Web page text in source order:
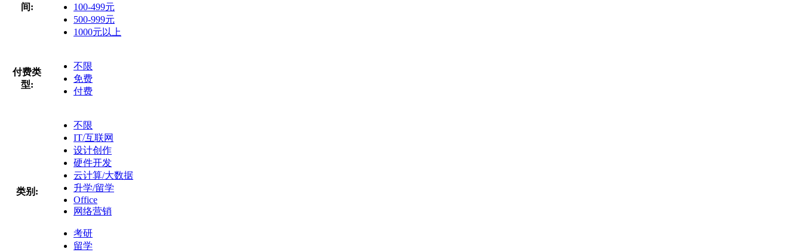
间:
100-499元
500-999元
1000元以上
付费类
型:
不限
免费
付费
类别:
不限
IT/互联网
设计创作
硬件开发
云计算/大数据
升学/留学
Office
网络营销
考研
留学